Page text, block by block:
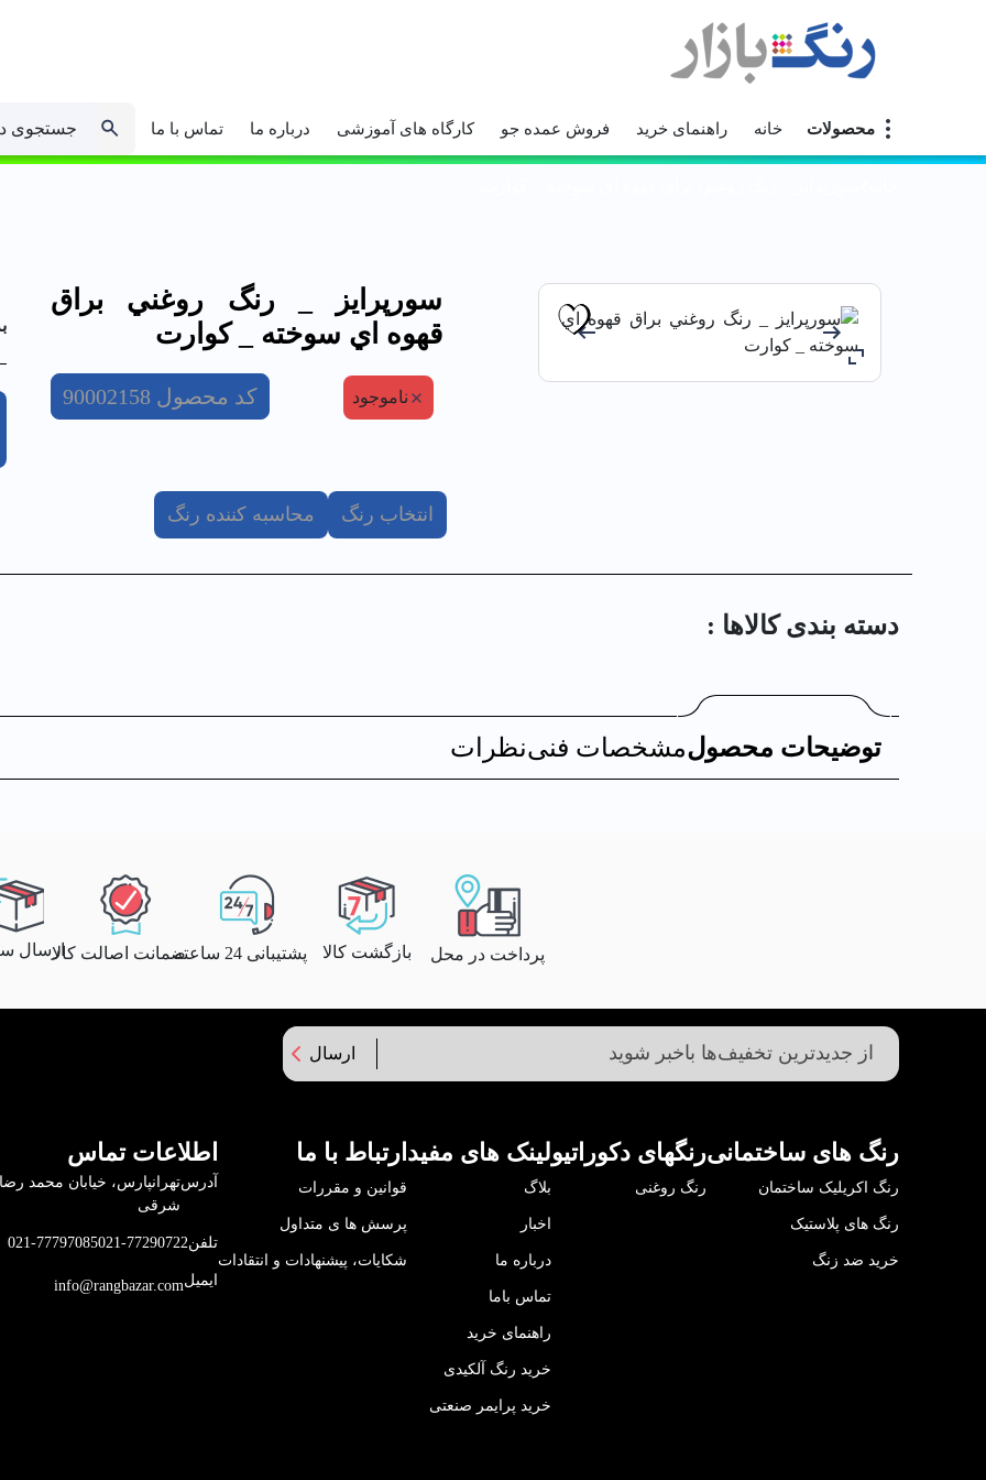
محصولات خانه راهنمای خرید فروش عمده جو کارگاه های آموزشی درباره ما تماس با ما جستجوی
سورپرايز _ رنگ روغني براق
قهوه اي سوخته _ كوارت
ناموجود کد محصول 90002158
انتخاب رنگ محاسبه کننده رنگ
دسته بندی کالا‌ها :
توضیحات محصولمشخصات فنینظرات
پرداخت در محل بازگشت کالا پشتیبانی 24 ساعته ضمانت اصالت کالاارسال
ارسال
رنگ های ساختمانی
رنگ اکریلیک ساختمان
رنگ های پلاستیک
خرید ضد زنگ
رنگهای دکوراتیو
رنگ روغنی
لینک های مفید
بلاگ
اخبار
درباره ما
تماس باما
راهنمای خرید
خرید رنگ آلکیدی
خرید پرایمر صنعتی
ارتباط با ما
قوانین و مقررات
پرسش ها ی متداول
شکایات، پیشنهادات و انتقادات
اطلاعات تماس
آدرس
شرقی
تلفن021-77290722
021-77797085
ایمیلinfo@rangbazar.com